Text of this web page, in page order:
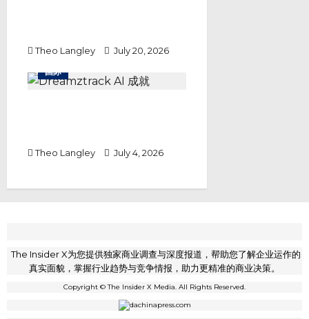
Theo Langley July 20, 2026
国际
Theo Langley July 4, 2026
The Insider X为您提供独家商业调查与深度报道，帮助您了解企业运作的
真实面貌，掌握行业趋势与竞争情报，助力更精准的商业决策。
Copyright © The Insider X Media. All Rights Reserved.